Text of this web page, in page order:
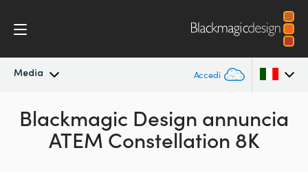
Media Accedi
In primo pianoArgentina
Australia
Blackmagic Design annuncia
ATEM Constellation 8K